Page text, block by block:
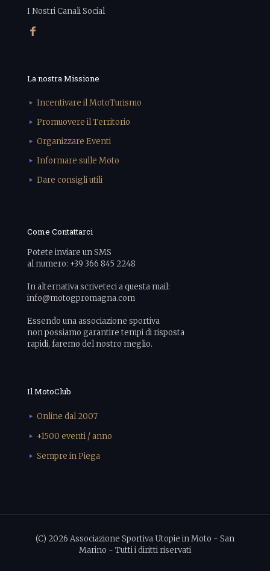
I Nostri Canali Social
La nostra Missione
Incentivare il MotoTurismo
Promuovere il Territorio
Organizzare Eventi
Informare sulle Moto
Dare consigli utili
Come Contattarci
Potete inviare un SMS
al numero: +39 366 845 2248
In alternativa scriveteci a questa mail:
info@motogpromagna.com
Essendo una associazione sportiva
non possiamo garantire tempi di risposta
rapidi, faremo del nostro meglio.
Il MotoClub
Online dal 2007
+1500 eventi / anno
Sempre in Piega
(C) 2026 Associazione Sportiva Utopie in Moto - San
Marino - Tutti i diritti riservati